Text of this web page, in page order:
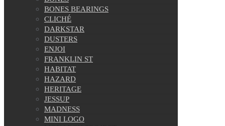
BONES BEARINGS
CLICHÉ
DARKSTAR
DUSTERS
ENJOI
FRANKLIN ST
HABITAT
HAZARD
HERITAGE
JESSUP
MADNESS
MINI LOGO